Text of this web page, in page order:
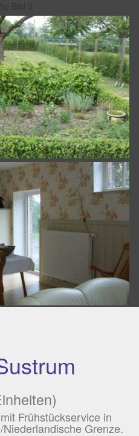
Frühstückservice in
Grenze.